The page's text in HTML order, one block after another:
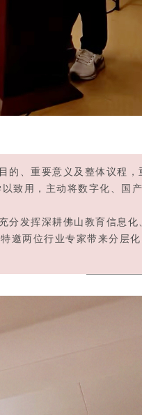
、重要意义及整体议程，
致用，主动将数字化、国
发挥深耕佛山教育信息化
邀两位行业专家带来分层